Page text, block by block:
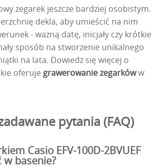
zegarek jeszcze bardziej osobistym.
dekla, aby umieścić na nim
- ważną datę, inicjały czy krótkie
sposób na stworzenie unikalnego
na lata. Dowiedz się więcej o
oferuje grawerowanie zegarkóww
pytania (FAQ)
Casio EFV-100D-2BVUEF
w basenie?